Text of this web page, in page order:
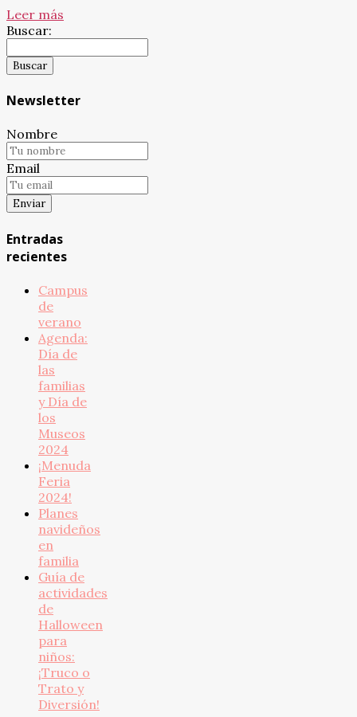
Leer más
Buscar:
Newsletter
Nombre
Email
Entradas
recientes
Campus
de
verano
Agenda:
Día de
las
familias
y Día de
los
Museos
2024
¡Menuda
Feria
2024!
Planes
navideños
en
familia
Guía de
actividades
de
Halloween
para
niños:
¡Truco o
Trato y
Diversión!